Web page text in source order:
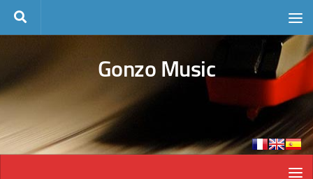
Skip to content
Gonzo Music